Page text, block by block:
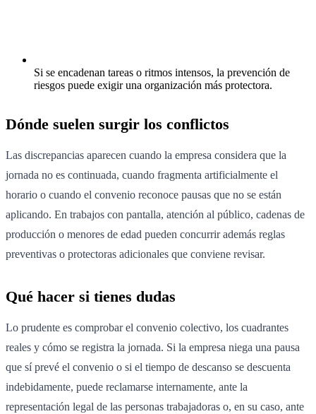
Si se encadenan tareas o ritmos intensos, la prevención de
riesgos puede exigir una organización más protectora.
Dónde suelen surgir los conflictos
Las discrepancias aparecen cuando la empresa considera que la
jornada no es continuada, cuando fragmenta artificialmente el
horario o cuando el convenio reconoce pausas que no se están
aplicando. En trabajos con pantalla, atención al público, cadenas de
producción o menores de edad pueden concurrir además reglas
preventivas o protectoras adicionales que conviene revisar.
Qué hacer si tienes dudas
Lo prudente es comprobar el convenio colectivo, los cuadrantes
reales y cómo se registra la jornada. Si la empresa niega una pausa
que sí prevé el convenio o si el tiempo de descanso se descuenta
indebidamente, puede reclamarse internamente, ante la
representación legal de las personas trabajadoras o, en su caso, ante